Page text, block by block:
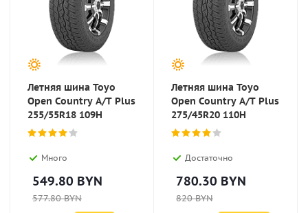
Летняя шина Toyo
Open Country A/T Plus
255/55R18 109H
Много
549.80 BYN
577.80BYN
Летняя шина Toyo
Open Country A/T Plus
275/45R20 110H
Достаточно
780.30 BYN
820BYN